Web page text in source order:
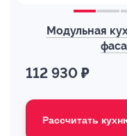
Модульная
112 930 ₽
Рассчитать